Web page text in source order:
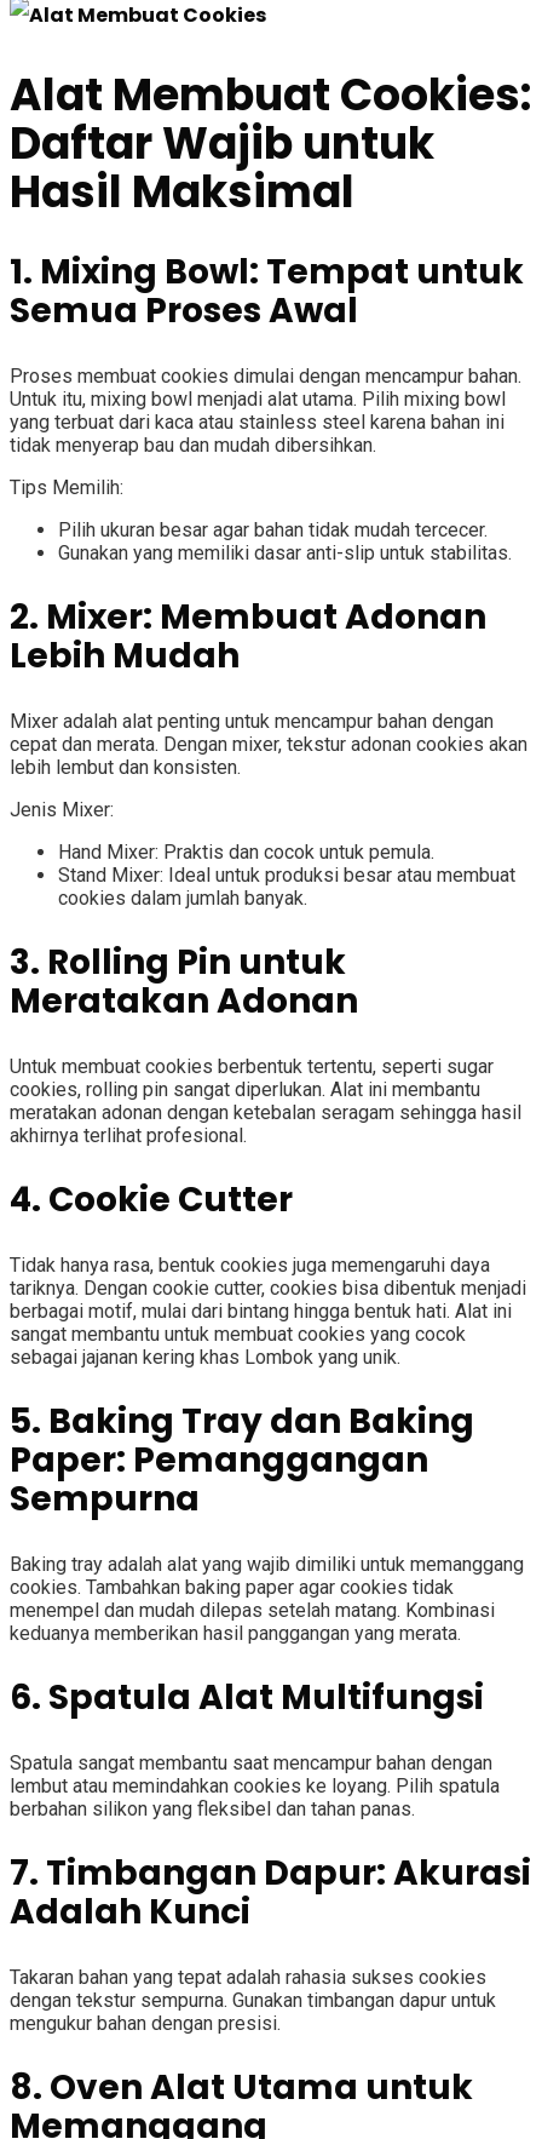
Alat Membuat Cookies:
Daftar Wajib untuk
Hasil Maksimal
1. Mixing Bowl: Tempat untuk
Semua Proses Awal
Proses membuat cookies dimulai dengan mencampur bahan.
Untuk itu, mixing bowl menjadi alat utama. Pilih mixing bowl
yang terbuat dari kaca atau stainless steel karena bahan ini
tidak menyerap bau dan mudah dibersihkan.
Tips Memilih:
Pilih ukuran besar agar bahan tidak mudah tercecer.
Gunakan yang memiliki dasar anti-slip untuk stabilitas.
2. Mixer: Membuat Adonan
Lebih Mudah
Mixer adalah alat penting untuk mencampur bahan dengan
cepat dan merata. Dengan mixer, tekstur adonan cookies akan
lebih lembut dan konsisten.
Jenis Mixer:
Hand Mixer: Praktis dan cocok untuk pemula.
Stand Mixer: Ideal untuk produksi besar atau membuat
cookies dalam jumlah banyak.
3. Rolling Pin untuk
Meratakan Adonan
Untuk membuat cookies berbentuk tertentu, seperti sugar
cookies, rolling pin sangat diperlukan. Alat ini membantu
meratakan adonan dengan ketebalan seragam sehingga hasil
akhirnya terlihat profesional.
4. Cookie Cutter
Tidak hanya rasa, bentuk cookies juga memengaruhi daya
tariknya. Dengan cookie cutter, cookies bisa dibentuk menjadi
berbagai motif, mulai dari bintang hingga bentuk hati. Alat ini
sangat membantu untuk membuat cookies yang cocok
sebagai jajanan kering khas Lombok yang unik.
5. Baking Tray dan Baking
Paper: Pemanggangan
Sempurna
Baking tray adalah alat yang wajib dimiliki untuk memanggang
cookies. Tambahkan baking paper agar cookies tidak
menempel dan mudah dilepas setelah matang. Kombinasi
keduanya memberikan hasil panggangan yang merata.
6. Spatula Alat Multifungsi
Spatula sangat membantu saat mencampur bahan dengan
lembut atau memindahkan cookies ke loyang. Pilih spatula
berbahan silikon yang fleksibel dan tahan panas.
7. Timbangan Dapur: Akurasi
Adalah Kunci
Takaran bahan yang tepat adalah rahasia sukses cookies
dengan tekstur sempurna. Gunakan timbangan dapur untuk
mengukur bahan dengan presisi.
8. Oven Alat Utama untuk
Memanggang